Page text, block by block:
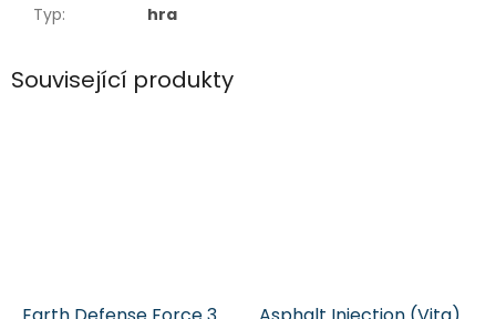
Typ: hra
Související produkty